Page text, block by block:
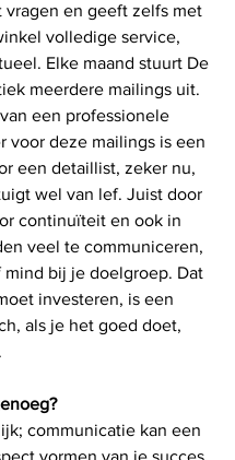
vragen en geeft zelfs met
volledige service,
Elke maand stuurt De
meerdere mailings uit.
een professionele
voor deze mailings is een
een detaillist, zeker nu,
wel van lef. Juist door
continuïteit en ook in
veel te communiceren,
bij je doelgroep. Dat
investeren, is een
als je het goed doet,
communicatie kan een
vormen van je succes.